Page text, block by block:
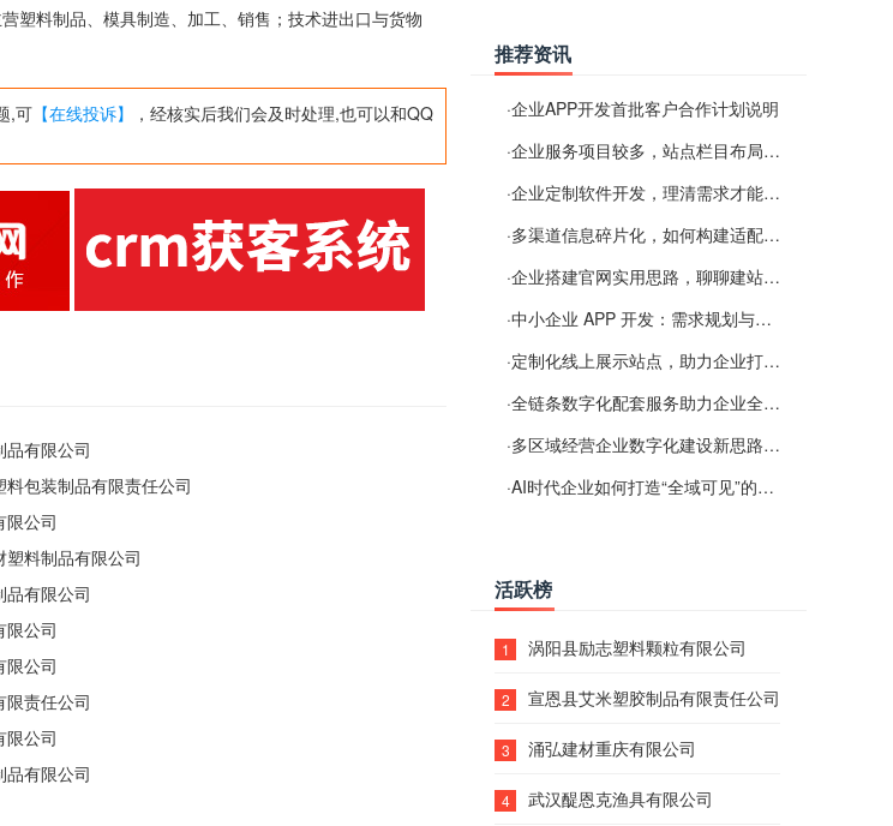
塑料制品、模具制造、加工、销售；技术进出口与货物
,可 【在线投诉】
，经核实后我们会及时处理,也可以和QQ
品有限公司
包装制品有限责任公司
限公司
料制品有限公司
品有限公司
限公司
限公司
限责任公司
限公司
品有限公司
推荐资讯
·企业APP开发首批客户合作计划说明
·企业服务项目较多，站点栏目布局规划参考思路
·企业定制软件开发，理清需求才能提升数字化落地效率
·多渠道信息碎片化，如何构建适配 AI 检索的品牌信息源
·企业搭建官网实用思路，聊聊建站容易忽视的问题
·中小企业 APP 开发：需求规划与项目落地避坑经验分享
·定制化线上展示站点，助力企业打通线上经营渠道
·全链条数字化配套服务助力企业全域线上经营
·多区域经营企业数字化建设新思路：多端载体与地域检索一体化落地思路分享
·AI时代企业如何打造“全域可见”的数字资产？梓彤超越给出新解法
活跃榜
1 涡阳县励志塑料颗粒有限公司
2 宣恩县艾米塑胶制品有限责任公司
3 涌弘建材重庆有限公司
4 武汉醍恩克渔具有限公司